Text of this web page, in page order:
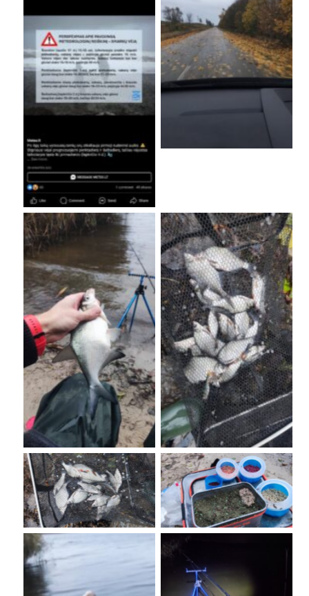
No Caption
No Caption
No Caption No Caption
No Caption No Caption
No Caption